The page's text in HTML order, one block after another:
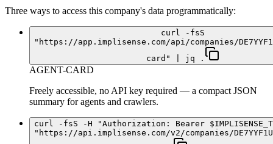
Three ways to access this company's data programmatically:
curl -fsS
"https://app.implisense.com/api/companies/
card" | jq .
AGENT-CARD
Freely accessible, no API key required — a compact JSON
summary for agents and crawlers.
curl -fsS -H "Authorization: Bearer
"https://api.implisense.com/v2/companies/